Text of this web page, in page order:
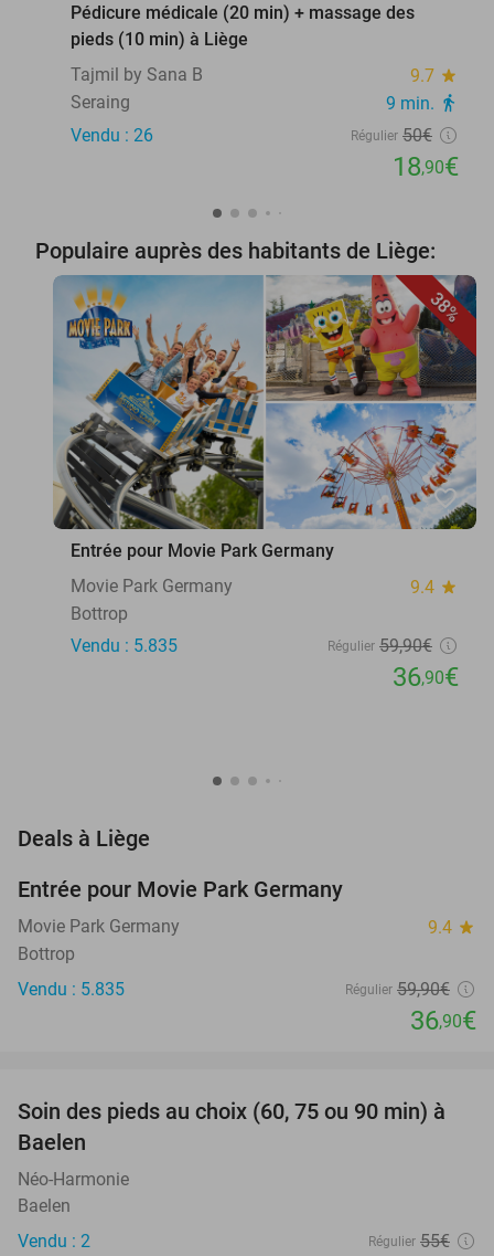
Pédicure médicale (20 min) + massage des
pieds (10 min) à Liège
Tajmil by Sana B
9.7 star
Seraing 9 min. directions_walk
Vendu : 26 Régulier 50€
18,90€
Populaire auprès des habitants de Liège:
38%
favorite_border
Entrée pour Movie Park Germany
Movie Park Germany
9.4 star
Bottrop
Vendu : 5.835
Régulier 59,90€
36,90€
Deals à Liège
Entrée pour Movie Park Germany
Movie Park Germany 9.4 star
Bottrop
Vendu : 5.835
Régulier 59,90€
36,90€
55%
TODAY
Soin des pieds au choix (60, 75 ou 90 min) à
Baelen
Néo-Harmonie
Baelen
Vendu : 2
Régulier 55€